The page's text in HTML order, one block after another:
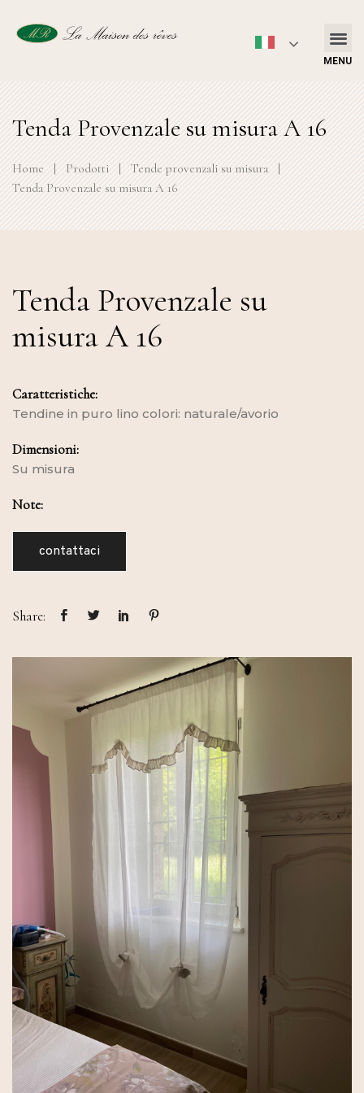
MENU
Tenda Provenzale su misura A 16
Home | Prodotti | Tende provenzali su misura
|
Tenda Provenzale su misura A 16
Tenda Provenzale su
misura A 16
Caratteristiche:
Tendine in puro lino colori: naturale/avorio
Dimensioni:
Su misura
Note:
contattaci
Share: